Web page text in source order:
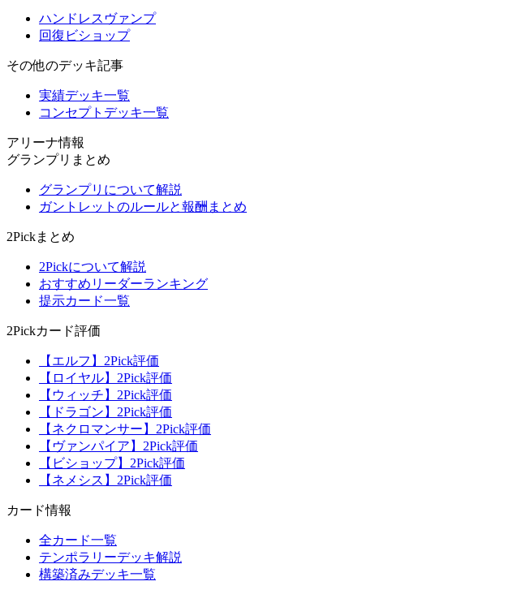
ハンドレスヴァンプ
回復ビショップ
その他のデッキ記事
実績デッキ一覧
コンセプトデッキ一覧
アリーナ情報
グランプリまとめ
グランプリについて解説
ガントレットのルールと報酬まとめ
2Pickまとめ
2Pickについて解説
おすすめリーダーランキング
提示カード一覧
2Pickカード評価
【エルフ】2Pick評価
【ロイヤル】2Pick評価
【ウィッチ】2Pick評価
【ドラゴン】2Pick評価
【ネクロマンサー】2Pick評価
【ヴァンパイア】2Pick評価
【ビショップ】2Pick評価
【ネメシス】2Pick評価
カード情報
全カード一覧
テンポラリーデッキ解説
構築済みデッキ一覧